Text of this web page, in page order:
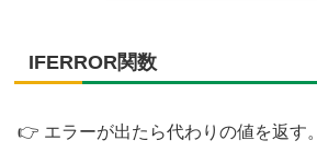
IFERROR関数
👉 エラーが出たら代わりの値を返す。